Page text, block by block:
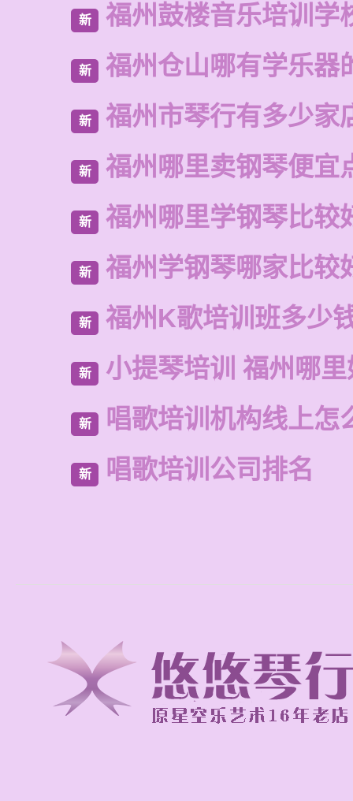
新 福州鼓楼音乐培训学
新 福州仓山哪有学乐器
新 福州市琴行有多少家
新 福州哪里卖钢琴便宜
新 福州哪里学钢琴比较
新 福州学钢琴哪家比较
新 福州K歌培训班多少
新 小提琴培训 福州哪
新 唱歌培训机构线上怎
新 唱歌培训公司排名